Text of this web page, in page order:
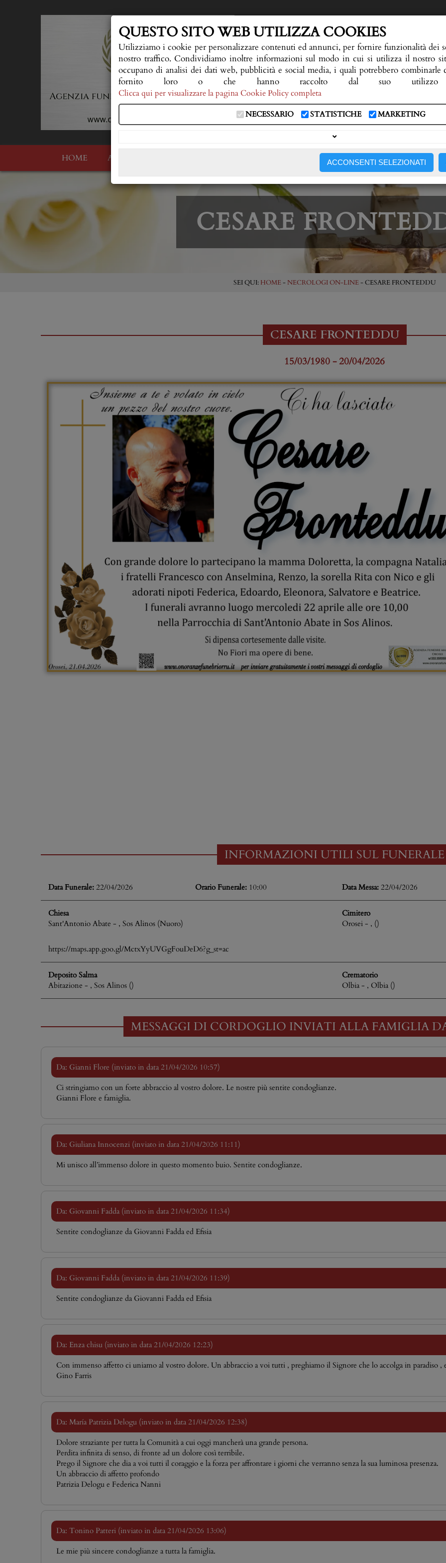
HOME AL VOSTRO FIANCO FIORERIA E SERVIZI
CESARE
SEI QUI: HOME- NECROLOGI ON-LINE- CESARE FRONTEDDU
CESARE FRONTEDDU
15/03/1980 - 20/04/2026
INFORMAZIONI UTILI SUL FUNERALE
Data Funerale:22/04/2026 Orario Funerale: 10:00 Data Messa:22/04/2026
Chiesa
Sant'Antonio Abate - , Sos Alinos (Nuoro)
Cimitero
Orosei - , ()
https://maps.app.goo.gl/MctxYyUVGgFouDeD6?g_st=ac
Deposito Salma
Abitazione - , Sos Alinos ()
Crematorio
Olbia - , Olbia ()
MESSAGGI DI CORDOGLIO INVIATI ALLA FAMIGLIA
Da: Gianni Flore (inviato in data 21/04/2026 10:57)
Ci stringiamo con un forte abbraccio al vostro dolore. Le nostre più sentite condoglianze.
Gianni Flore e famiglia.
Da: Giuliana Innocenzi (inviato in data 21/04/2026 11:11)
Mi unisco all’immenso dolore in questo momento buio. Sentite condoglianze.
Da: Giovanni Fadda (inviato in data 21/04/2026 11:34)
Sentite condoglianze da Giovanni Fadda ed Efisia
Da: Giovanni Fadda (inviato in data 21/04/2026 11:39)
Sentite condoglianze da Giovanni Fadda ed Efisia
Da: Enza chisu (inviato in data 21/04/2026 12:23)
Con immenso affetto ci uniamo al vostro dolore. Un abbraccio a voi tutti , preghiamo il Signore che lo accolga in paradiso ,
Gino Farris
Da: María Patrizia Delogu (inviato in data 21/04/2026 12:38)
Dolore straziante per tutta la Comunità a cui oggi mancherà una grande persona.
Perdita infinita di senso, di fronte ad un dolore così terribile.
Prego il Signore che dia a voi tutti il coraggio e la forza per affrontare i giorni che verranno senza la sua luminosa presenza.
Un abbraccio di affetto profondo
Patrizia Delogu e Federica Nanni
Da: Tonino Patteri (inviato in data 21/04/2026 13:06)
Le mie più sincere condoglianze a tutta la famiglia.
QUESTO SITO WEB UTILIZZA COOKIES
Utilizziamo i cookie per personalizzare contenuti ed annunci, per fornire funzionalità dei
nostro traffico. Condividiamo inoltre informazioni sul modo in cui si utilizza il nostro
occupano di analisi dei dati web, pubblicità e social media, i quali potrebbero
fornito loro o che hanno raccolto dal suo
Clicca qui per visualizzare la pagina Cookie Policy completa
NECESSARIO STATISTICHE MARKETING
ACCONSENTI SELEZIONATI